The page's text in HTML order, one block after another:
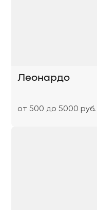
Леонардо
от 500 до 5000 руб.